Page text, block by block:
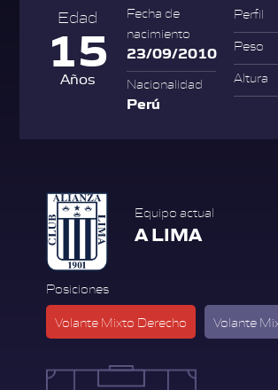
Edad
15
Años
Fecha de
nacimiento
23/09/2010
Nacionalidad
Perú
Perfil
Peso
Altura
Equipo actual
A LIMA
Posiciones
Volante Mixto Derecho Volante